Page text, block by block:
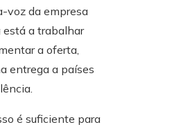
voz da empresa
está a trabalhar
a oferta,
entrega a países
é suficiente para